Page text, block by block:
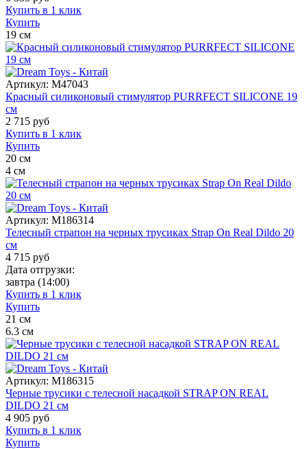
Купить в 1 клик
Купить
19 см
Артикул: M47043
Красный силиконовый стимулятор PURRFECT SILICONE 19
см
2 715 руб
Купить в 1 клик
Купить
20 см
4 см
Артикул: M186314
Телесный страпон на черных трусиках Strap On Real Dildo 20
см
4 715 руб
Дата отгрузки:
завтра (14:00)
Купить в 1 клик
Купить
21 см
6.3 см
Артикул: M186315
Черные трусики с телесной насадкой STRAP ON REAL
DILDO 21 см
4 905 руб
Купить в 1 клик
Купить